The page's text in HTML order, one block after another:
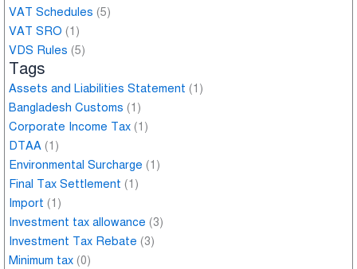
VAT Schedules (5)
VAT SRO (1)
VDS Rules (5)
Tags
Assets and Liabilities Statement (1)
Bangladesh Customs (1)
Corporate Income Tax (1)
DTAA (1)
Environmental Surcharge (1)
Final Tax Settlement (1)
Import (1)
Investment tax allowance (3)
Investment Tax Rebate (3)
Minimum tax (0)